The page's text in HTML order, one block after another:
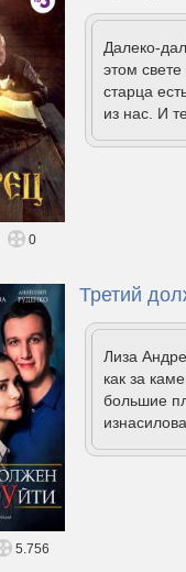
Далеко-
этом
старца
из нас. И
0
Третий
Лиза
как за
большие
5.756